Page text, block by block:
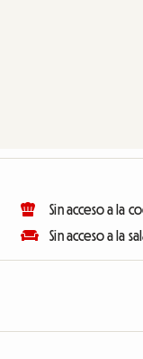
Sin acceso a la
Sin acceso a la